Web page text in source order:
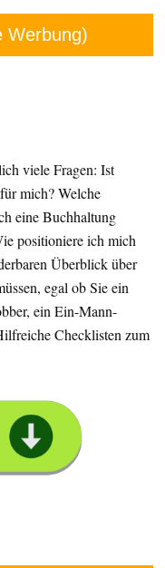
Werbung)
viele Fragen: Ist
mich? Welche
eine Buchhaltung
positioniere ich mich
Überblick über
egal ob Sie ein
ein Ein-Mann-
Checklisten zum